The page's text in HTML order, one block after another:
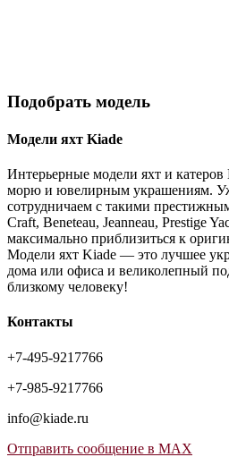
Подобрать модель
Модели яхт Kiade
Интерьерные модели яхт и
морю и ювелирным украшениям.
сотрудничаем с такими
Craft, Beneteau, Jeanneau, Prestige
максимально приблизиться к
Модели яхт Kiade — это лучшее
дома или офиса и великолепный
близкому человеку!
Контакты
+7-495-9217766
+7-985-9217766
info@kiade.ru
Отправить сообщение в MAX